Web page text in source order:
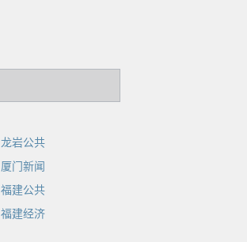
龙岩公共
厦门新闻
福建公共
福建经济